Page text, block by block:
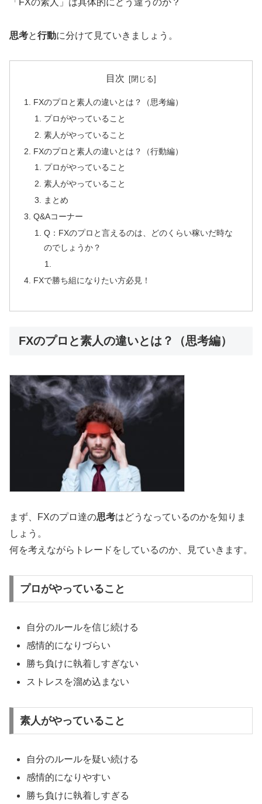
思考と行動に分けて見ていきましょう。
目次
FXのプロと素人の違いとは？（思考編）
プロがやっていること
素人がやっていること
FXのプロと素人の違いとは？（行動編）
プロがやっていること
素人がやっていること
まとめ
Q&Aコーナー
Q：FXのプロと言えるのは、どのくらい稼いだ時な
のでしょうか？
FXで勝ち組になりたい方必見！
FXのプロと素人の違いとは？（思考編）
まず、FXのプロ達の思考はどうなっているのかを知りま
しょう。
何を考えながらトレードをしているのか、見ていきます。
プロがやっていること
自分のルールを信じ続ける
感情的になりづらい
勝ち負けに執着しすぎない
ストレスを溜め込まない
素人がやっていること
自分のルールを疑い続ける
感情的になりやすい
勝ち負けに執着しすぎる